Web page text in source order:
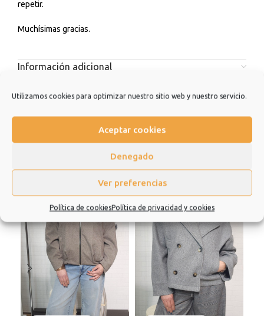
Utilizamos cookies para optimizar nuestro sitio web y nuestro servicio.
Aceptar cookies
Denegado
Ver preferencias
Política de cookiesPolítica de privacidad y cookies
repetir.
Muchísimas gracias.
Información adicional
Productos relacionados